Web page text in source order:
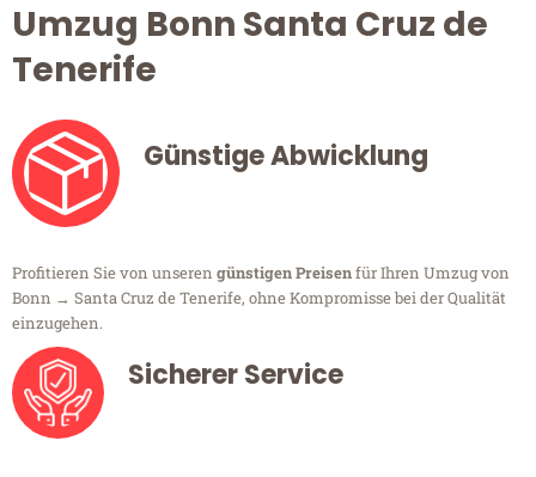
Umzug Bonn Santa Cruz de
Tenerife
Günstige Abwicklung
Profitieren Sie von unseren günstigen Preisenfür Ihren Umzug von
Bonn → Santa Cruz de Tenerife, ohne Kompromisse bei der Qualität
einzugehen.
Sicherer Service